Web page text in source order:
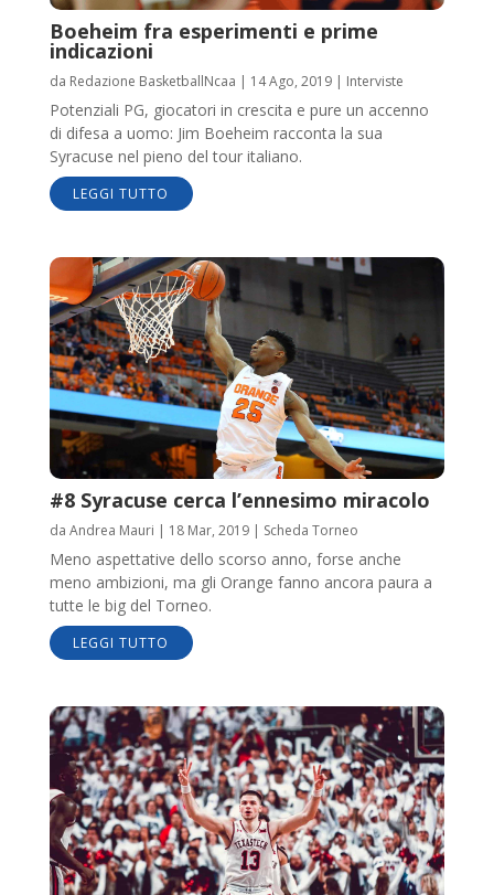
Boeheim fra esperimenti e prime
indicazioni
da Redazione BasketballNcaa | 14 Ago, 2019| Interviste
Potenziali PG, giocatori in crescita e pure un accenno
di difesa a uomo: Jim Boeheim racconta la sua
Syracuse nel pieno del tour italiano.
LEGGI TUTTO
#8 Syracuse cerca l’ennesimo miracolo
da Andrea Mauri | 18 Mar, 2019| Scheda Torneo
Meno aspettative dello scorso anno, forse anche
meno ambizioni, ma gli Orange fanno ancora paura a
tutte le big del Torneo.
LEGGI TUTTO